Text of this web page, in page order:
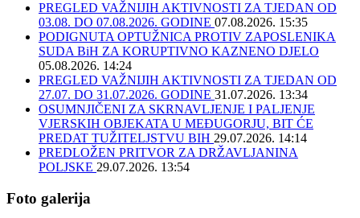
PREGLED VAŽNIJIH AKTIVNOSTI ZA TJEDAN OD
03.08. DO 07.08.2026. GODINE 07.08.2026. 15:35
PODIGNUTA OPTUŽNICA PROTIV ZAPOSLENIKA
SUDA BiH ZA KORUPTIVNO KAZNENO DJELO
05.08.2026. 14:24
PREGLED VAŽNIJIH AKTIVNOSTI ZA TJEDAN OD
27.07. DO 31.07.2026. GODINE 31.07.2026. 13:34
OSUMNJIČENI ZA SKRNAVLJENJE I PALJENJE
VJERSKIH OBJEKATA U MEĐUGORJU, BIT ĆE
PREDAT TUŽITELJSTVU BIH 29.07.2026. 14:14
PREDLOŽEN PRITVOR ZA DRŽAVLJANINA
POLJSKE 29.07.2026. 13:54
Foto galerija